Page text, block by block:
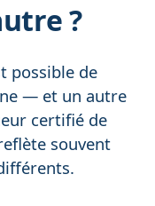
?
possible de
— et un autre
certifié de
souvent